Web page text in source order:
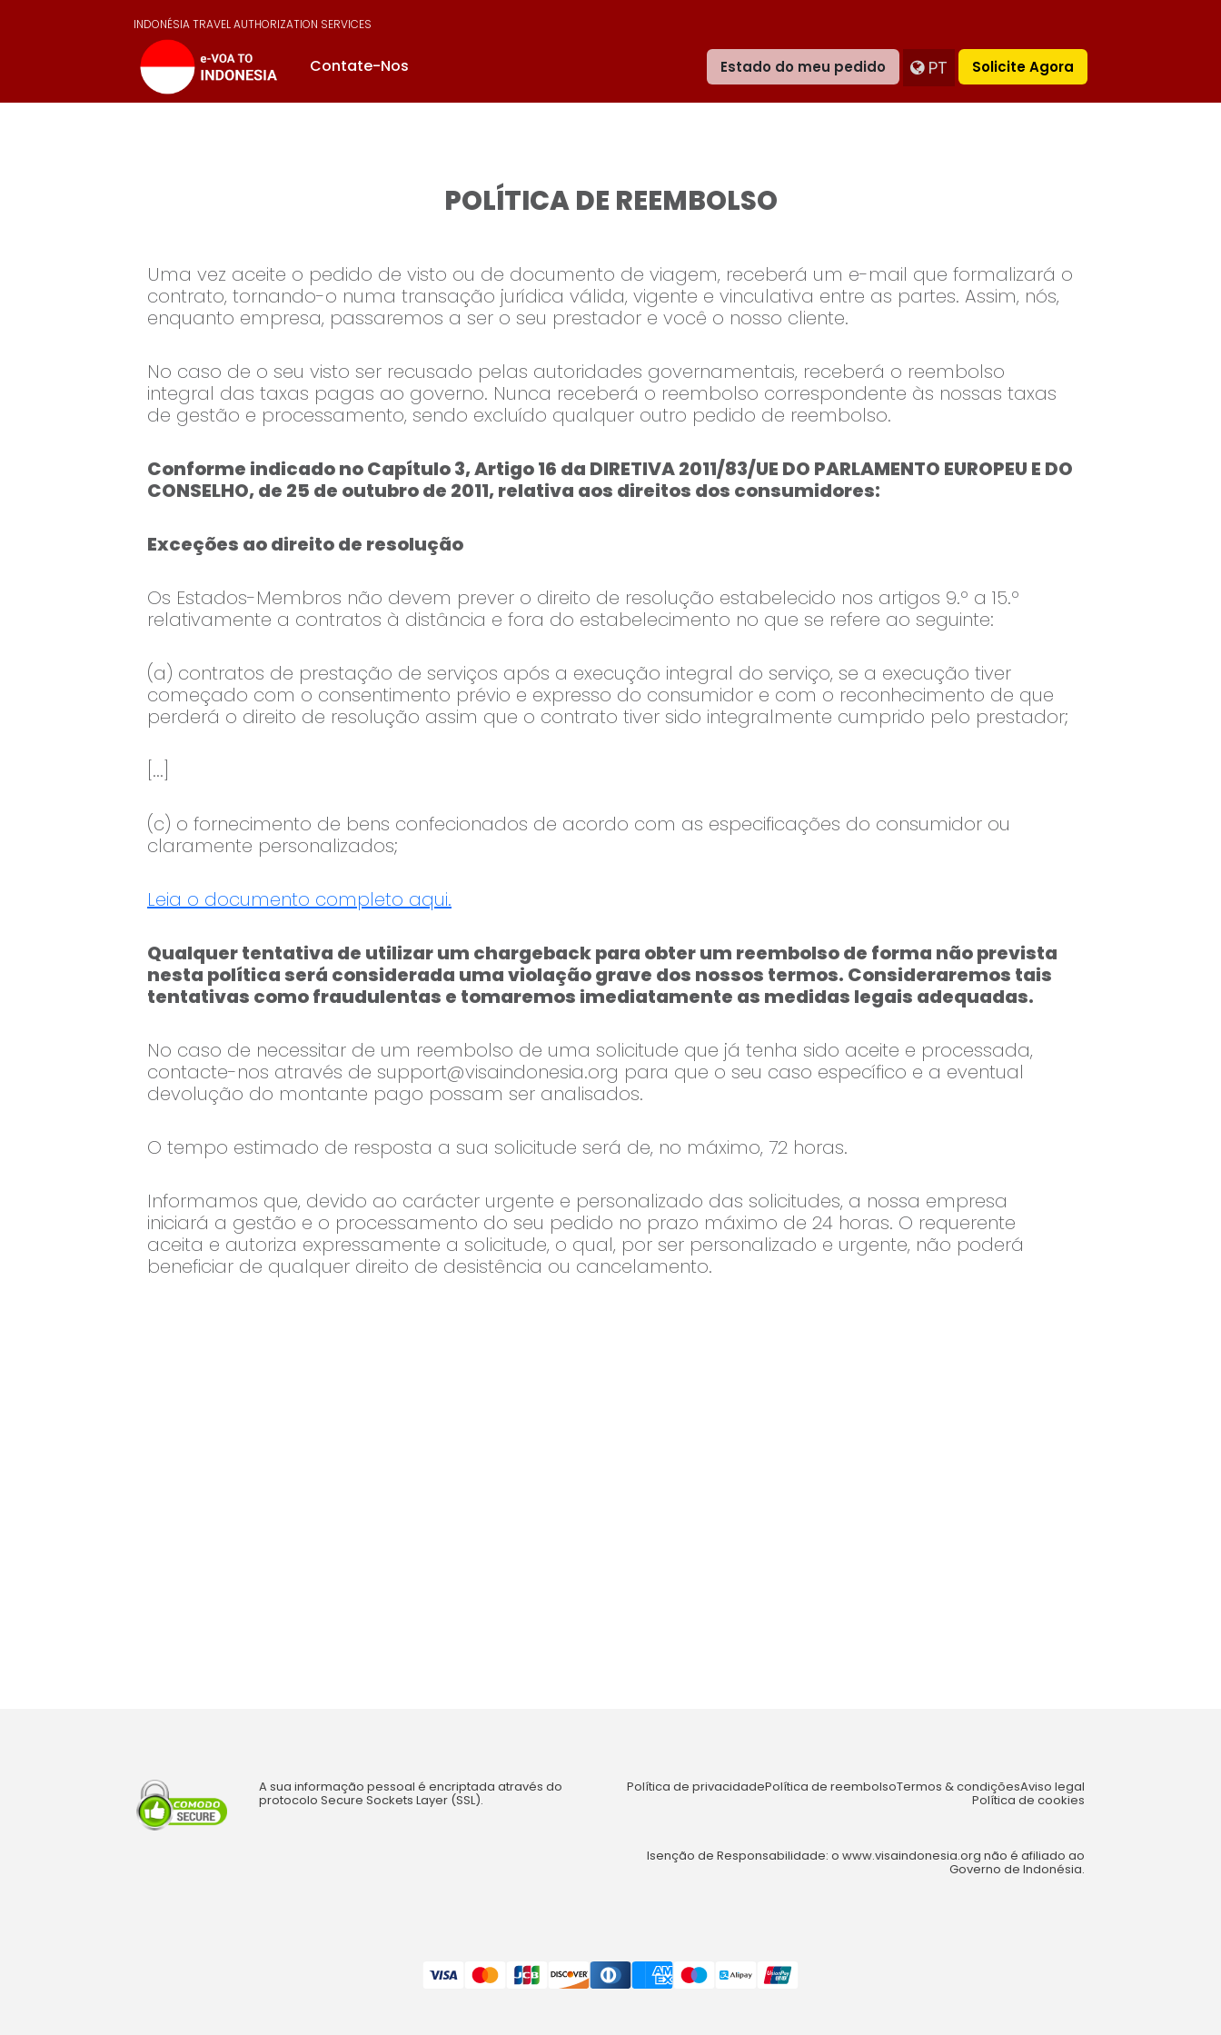
INDONÉSIA TRAVEL AUTHORIZATION SERVICES
Contate-Nos Estado do meu pedido PT Solicite Agora
POLÍTICA DE REEMBOLSO
Uma vez aceite o pedido de visto ou de documento de viagem, receberá um e-mail que formalizará o
contrato, tornando-o numa transação jurídica válida, vigente e vinculativa entre as partes. Assim, nós,
enquanto empresa, passaremos a ser o seu prestador e você o nosso cliente.
No caso de o seu visto ser recusado pelas autoridades governamentais, receberá o reembolso
integral das taxas pagas ao governo. Nunca receberá o reembolso correspondente às nossas taxas
de gestão e processamento, sendo excluído qualquer outro pedido de reembolso.
Conforme indicado no Capítulo 3, Artigo 16 da DIRETIVA 2011/83/UE DO PARLAMENTO EUROPEU E DO
CONSELHO, de 25 de outubro de 2011, relativa aos direitos dos consumidores:
Exceções ao direito de resolução
Os Estados-Membros não devem prever o direito de resolução estabelecido nos artigos 9.º a 15.º
relativamente a contratos à distância e fora do estabelecimento no que se refere ao seguinte:
(a) contratos de prestação de serviços após a execução integral do serviço, se a execução tiver
começado com o consentimento prévio e expresso do consumidor e com o reconhecimento de que
perderá o direito de resolução assim que o contrato tiver sido integralmente cumprido pelo prestador;
[...]
(c) o fornecimento de bens confecionados de acordo com as especificações do consumidor ou
claramente personalizados;
Leia o documento completo aqui.
Qualquer tentativa de utilizar um chargeback para obter um reembolso de forma não prevista
nesta política será considerada uma violação grave dos nossos termos. Consideraremos tais
tentativas como fraudulentas e tomaremos imediatamente as medidas legais adequadas.
No caso de necessitar de um reembolso de uma solicitude que já tenha sido aceite e processada,
contacte-nos através de support@visaindonesia.org para que o seu caso específico e a eventual
devolução do montante pago possam ser analisados.
O tempo estimado de resposta a sua solicitude será de, no máximo, 72 horas.
Informamos que, devido ao carácter urgente e personalizado das solicitudes, a nossa empresa
iniciará a gestão e o processamento do seu pedido no prazo máximo de 24 horas. O requerente
aceita e autoriza expressamente a solicitude, o qual, por ser personalizado e urgente, não poderá
beneficiar de qualquer direito de desistência ou cancelamento.
A sua informação pessoal é encriptada através do
protocolo Secure Sockets Layer (SSL).
Política de privacidadePolítica de reembolsoTermos & condiçõesAviso legal
Política de cookies
Isenção de Responsabilidade: o www.visaindonesia.org não é afiliado ao
Governo de Indonésia.